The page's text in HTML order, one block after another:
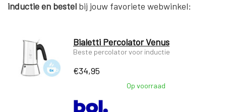
inductieen bestel bij jouw favoriete webwinkel:
Bialetti Percolator Venus
Beste percolator voor inductie
€34,95
Op voorraad